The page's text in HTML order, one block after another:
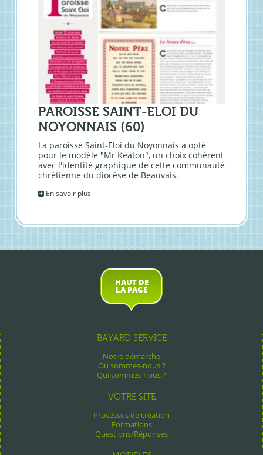
PAROISSE SAINT-ELOI DU
NOYONNAIS (60)
La paroisse Saint-Eloi du Noyonnais a opté
pour le modèle "Mr Keaton", un choix cohérent
avec l'identité graphique de cette communauté
chrétienne du diocèse de Beauvais.
En savoir plus
HAUT DE
LA PAGE
BAYARD SERVICE
Notre démarche
Où sommes-nous ?
Qui sommes-nous ?
VOTRE SITE
Processus de création
Formations
Questions/Réponses